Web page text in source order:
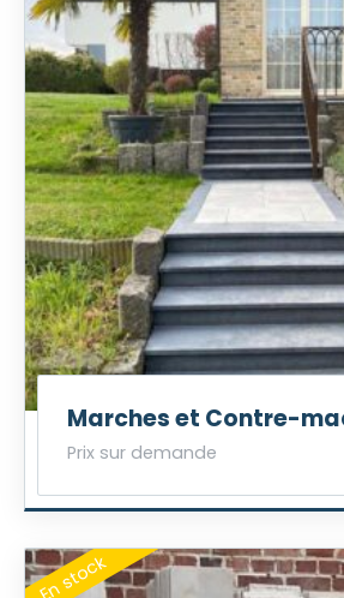
Marches et Contre-
Prix sur demande